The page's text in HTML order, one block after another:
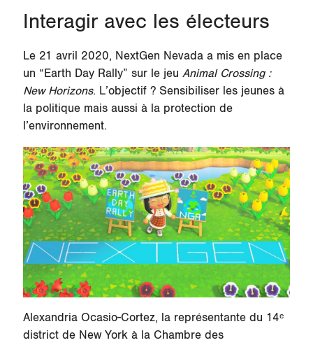
Interagir avec les électeurs
Le 21 avril 2020, NextGen Nevada a mis en place
un “Earth Day Rally” sur le jeu Animal Crossing :
New Horizons. L’objectif ? Sensibiliser les jeunes à
la politique mais aussi à la protection de
l’environnement.
Alexandria Ocasio-Cortez, la représentante du 14ᵉ
district de New York à la Chambre des